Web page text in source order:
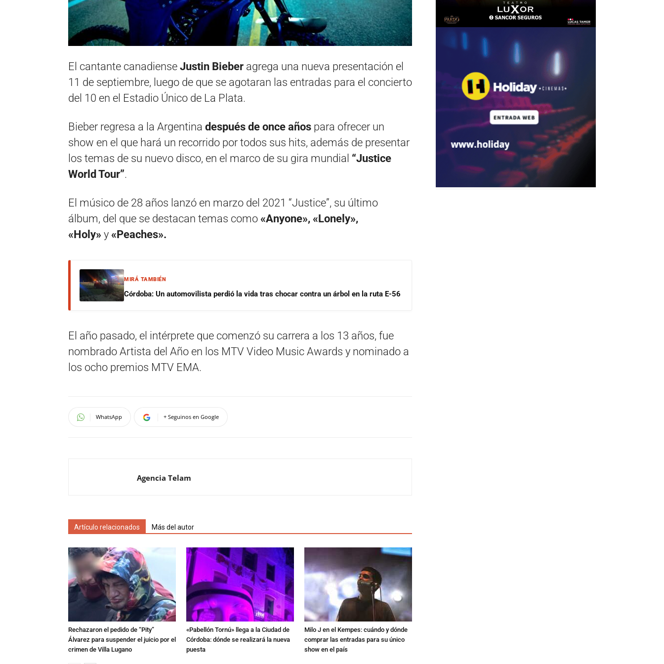
El cantante canadiense Justin Bieber agrega una nueva presentación el
11 de septiembre, luego de que se agotaran las entradas para el concierto
del 10 en el Estadio Único de La Plata.
Bieber regresa a la Argentina después de once años para ofrecer un
show en el que hará un recorrido por todos sus hits, además de presentar
los temas de su nuevo disco, en el marco de su gira mundial “Justice
World Tour”.
El músico de 28 años lanzó en marzo del 2021 “Justice”, su último
álbum, del que se destacan temas como «Anyone», «Lonely»,
«Holy» y «Peaches».
MIRÁ TAMBIÉN
Córdoba: Un automovilista perdió la vida tras chocar contra un árbol en la ruta E-56
El año pasado, el intérprete que comenzó su carrera a los 13 años, fue
nombrado Artista del Año en los MTV Video Music Awards y nominado a
los ocho premios MTV EMA.
WhatsApp + Seguinos en Google
Agencia Telam
Artículo relacionados Más del autor
Rechazaron el pedido de “Pity”
Álvarez para suspender el juicio por el
crimen de Villa Lugano
«Pabellón Tornú» llega a la Ciudad de
Córdoba: dónde se realizará la nueva
puesta
Milo J en el Kempes: cuándo y dónde
comprar las entradas para su único
show en el país